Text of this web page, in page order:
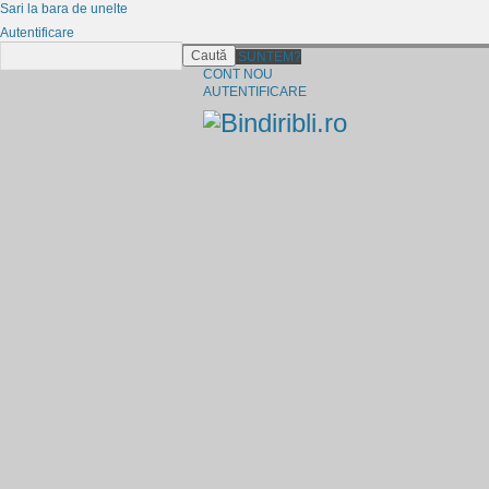
CINE SUNTEM?
CONT NOU
AUTENTIFICARE
Sari la bara de unelte
Autentificare
Caută